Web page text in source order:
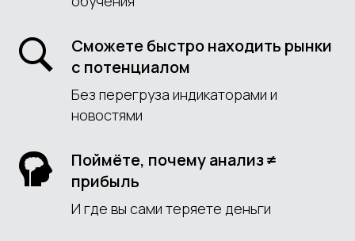
Сможете быстро находить рынки
с потенциалом
Без перегруза индикаторами и
новостями
Поймёте, почему анализ ≠
прибыль
И где вы сами теряете деньги